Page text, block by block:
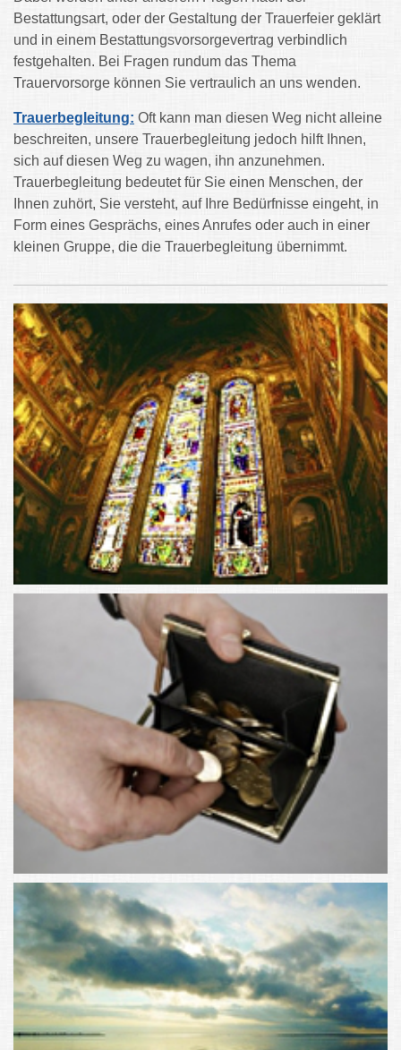
Bestattungsart, oder der Gestaltung der Trauerfeier geklärt
und in einem Bestattungsvorsorgevertrag verbindlich
festgehalten. Bei Fragen rundum das Thema
Trauervorsorge können Sie vertraulich an uns wenden.
Trauerbegleitung: Oft kann man diesen Weg nicht alleine
beschreiten, unsere Trauerbegleitung jedoch hilft Ihnen,
sich auf diesen Weg zu wagen, ihn anzunehmen.
Trauerbegleitung bedeutet für Sie einen Menschen, der
Ihnen zuhört, Sie versteht, auf Ihre Bedürfnisse eingeht, in
Form eines Gesprächs, eines Anrufes oder auch in einer
kleinen Gruppe, die die Trauerbegleitung übernimmt.